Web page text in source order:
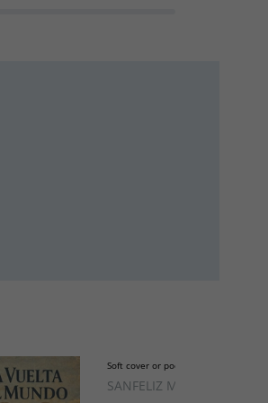
Soft cover or pocket
SANFELIZ MEZQUITA,